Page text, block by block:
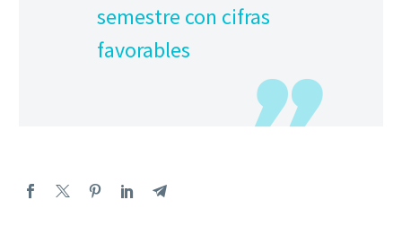
semestre con cifras
favorables